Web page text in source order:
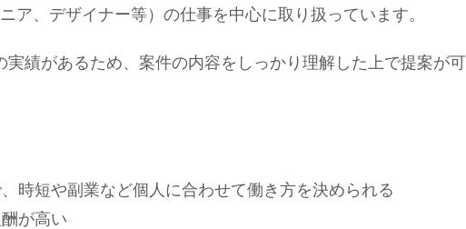
ア、デザイナー等）の仕事を中心に取り扱っています。
績があるため、案件の内容をしっかり理解した上で提案が可
時短や副業など個人に合わせて働き方を決められる
が高い